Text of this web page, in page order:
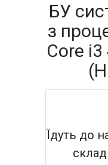
БУ
з
Core i3
Їдуть до
склад